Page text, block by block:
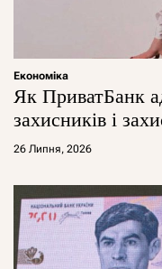
Економіка
Як ПриватБанк
захисників і
26 Липня, 2026